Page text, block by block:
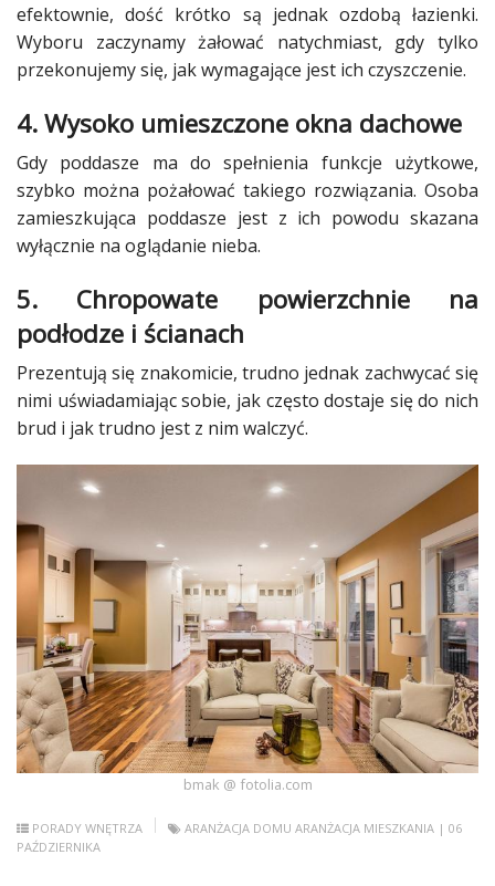
efektownie, dość krótko są jednak ozdobą łazienki.
Wyboru zaczynamy żałować natychmiast, gdy tylko
przekonujemy się, jak wymagające jest ich czyszczenie.
4. Wysoko umieszczone okna dachowe
Gdy poddasze ma do spełnienia funkcje użytkowe,
szybko można pożałować takiego rozwiązania. Osoba
zamieszkująca poddasze jest z ich powodu skazana
wyłącznie na oglądanie nieba.
5. Chropowate powierzchnie na
podłodze i ścianach
Prezentują się znakomicie, trudno jednak zachwycać się
nimi uświadamiając sobie, jak często dostaje się do nich
brud i jak trudno jest z nim walczyć.
bmak @ fotolia.com
PORADY WNĘTRZA ARANŻACJA DOMU ARANŻACJA MIESZKANIA | 06
PAŹDZIERNIKA